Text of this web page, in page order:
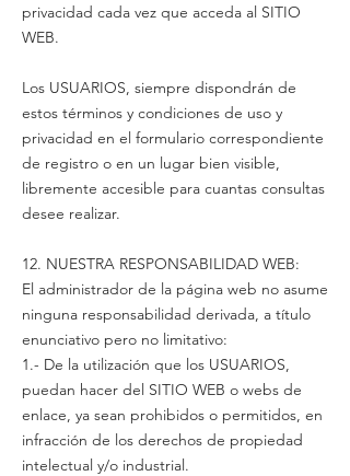
privacidad cada vez que acceda al SITIO
WEB.
Los USUARIOS, siempre dispondrán de
estos términos y condiciones de uso y
privacidad en el formulario correspondiente
de registro o en un lugar bien visible,
libremente accesible para cuantas consultas
desee realizar.
12. NUESTRA RESPONSABILIDAD WEB:
El administrador de la página web no asume
ninguna responsabilidad derivada, a título
enunciativo pero no limitativo:
1.- De la utilización que los USUARIOS,
puedan hacer del SITIO WEB o webs de
enlace, ya sean prohibidos o permitidos, en
infracción de los derechos de propiedad
intelectual y/o industrial.